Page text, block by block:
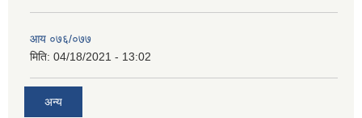
आय ०७६/०७७
मिति: 04/18/2021 - 13:02
अन्य